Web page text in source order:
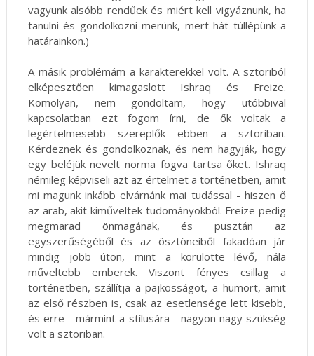
vagyunk alsóbb rendűek és miért kell vigyáznunk, ha
tanulni és gondolkozni merünk, mert hát túllépünk a
határainkon.)
A másik problémám a karakterekkel volt. A sztoriból
elképesztően kimagaslott Ishraq és Freize.
Komolyan, nem gondoltam, hogy utóbbival
kapcsolatban ezt fogom írni, de ők voltak a
legértelmesebb szereplők ebben a sztoriban.
Kérdeznek és gondolkoznak, és nem hagyják, hogy
egy beléjük nevelt norma fogva tartsa őket. Ishraq
némileg képviseli azt az értelmet a történetben, amit
mi magunk inkább elvárnánk mai tudással - hiszen ő
az arab, akit kiműveltek tudományokból. Freize pedig
megmarad önmagának, és pusztán az
egyszerűségéből és az ösztöneiből fakadóan jár
mindig jobb úton, mint a körülötte lévő, nála
műveltebb emberek. Viszont fényes csillag a
történetben, szállítja a pajkosságot, a humort, amit
az első részben is, csak az esetlensége lett kisebb,
és erre - mármint a stílusára - nagyon nagy szükség
volt a sztoriban.